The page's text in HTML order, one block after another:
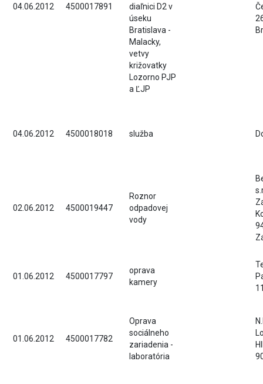
04.06.2012 4500017891
diaľnici D2 v
úseku
Bratislava -
Malacky,
vetvy
križovatky
Lozorno PJP
a ĽJP
04.06.2012 4500018018 služba
02.06.2012 4500019447
Roznor
odpadovej
vody
01.06.2012 4500017797
oprava
kamery
01.06.2012 4500017782
Oprava
sociálneho
zariadenia -
laboratória